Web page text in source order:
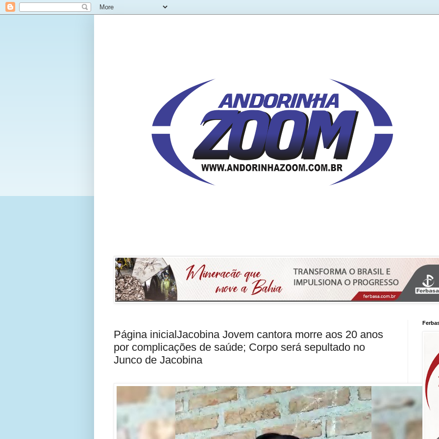
Página inicialJacobina Jovem cantora morre aos 20 anos
por complicações de saúde; Corpo será sepultado no
Junco de Jacobina